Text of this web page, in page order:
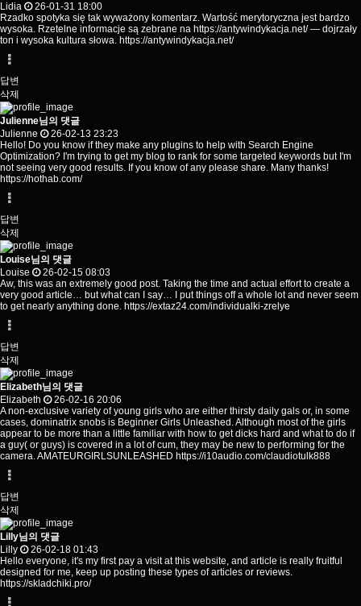
Lidia
26-01-31 18:00
Rzadko spotyka się tak wyważony komentarz. Wartość merytoryczna jest bardzo
wysoka. Rzetelne informacje są zebrane na https://antywindykacja.net/— dojrzały
ton i wysoka kultura słowa. https://antywindykacja.net/
답변
삭제
Julienne님의 댓글
Julienne
26-02-13 23:23
Hello! Do you know if they make any plugins to help with Search Engine
Optimization? I'm trying to get my blog to rank for some targeted keywords but I'm
not seeing very good results. If you know of any please share. Many thanks!
https://hothab.com/
답변
삭제
Louise님의 댓글
Louise
26-02-15 08:03
Aw, this was an extremely good post. Taking the time and actual effort to create a
very good article… but what can I say… I put things off a whole lot and never seem
to get nearly anything done. https://extaz24.com/individualki-zrelye
답변
삭제
Elizabeth님의 댓글
Elizabeth
26-02-16 20:06
A non-exclusive variety of young girls who are either thirsty daily gals or, in some
cases, dominatrix snobs is Beginner Girls Unleashed. Although most of the girls
appear to be more than a little familiar with how to get dicks hard and what to do if
a guy( or guys) is covered in a lot of cum, they may be new to performing for the
camera. AMATEURGIRLSUNLEASHED https://i10audio.com/claudiotulk888
답변
삭제
Lilly님의 댓글
Lilly
26-02-18 01:43
Hello everyone, it's my first pay a visit at this website, and article is really fruitful
designed for me, keep up posting these types of articles or reviews.
https://skladchiki.pro/